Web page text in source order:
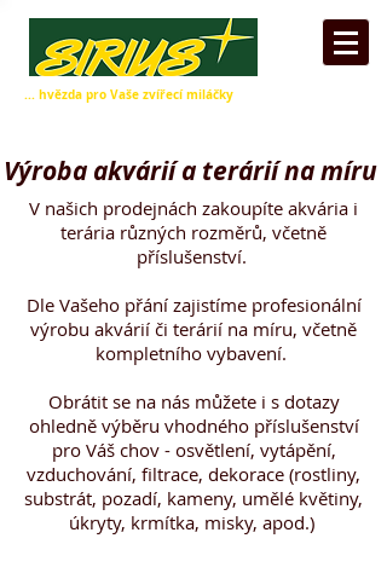
... hvězda pro Vaše zvířecí miláčky
Výroba akvárií a terárií na míru
V našich prodejnách zakoupíte akvária i
terária různých rozměrů, včetně
příslušenství.
Dle Vašeho přání zajistíme profesionální
výrobu akvárií či ​ terárií na míru, včetně
kompletního vybavení.
Obrátit se na nás můžete i s dotazy
ohledně výběru vhodného příslušenství
pro Váš chov - osvětlení, vytápění,
vzduchování, filtrace, dekorace (rostliny,
substrát, pozadí, kameny, umělé květiny,
úkryty, krmítka, misky, apod.)